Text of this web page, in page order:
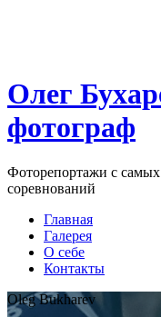
Олег
фотограф
Фоторепортажи с
соревнований
Главная
Галерея
О себе
Контакты
Oleg Bukharev